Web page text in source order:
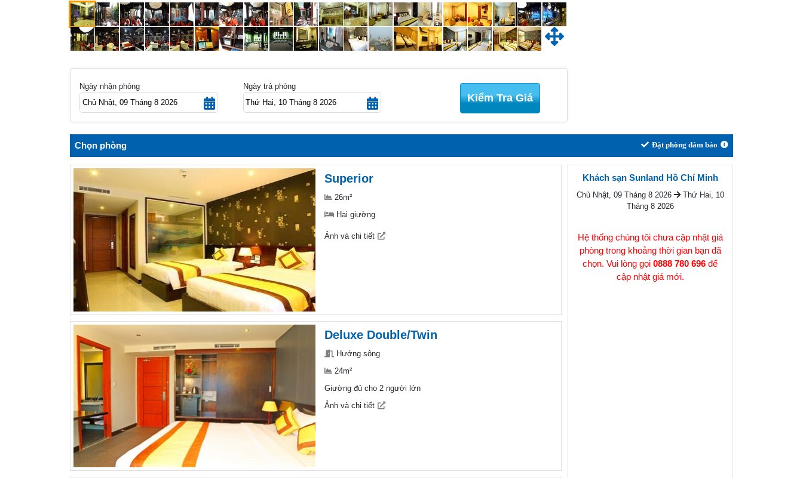
Ngày nhận phòng Ngày trả phòng
Kiểm Tra Giá
Chọn phòng Đặt phòng đảm bảo
Superior
26m²
Hai giường
Ảnh và chi tiết
Deluxe Double/Twin
Hướng sông
24m²
Giường đủ cho 2 người lớn
Ảnh và chi tiết
Khách sạn Sunland Hồ Chí Minh
Chủ Nhật, 09 Tháng 8 2026
Thứ Hai, 10
Tháng 8 2026
Hệ thống chúng tôi chưa cập nhật giá
phòng trong khoảng thời gian bạn đã
chọn. Vui lòng gọi0888 780 696 để
cập nhật giá mới.